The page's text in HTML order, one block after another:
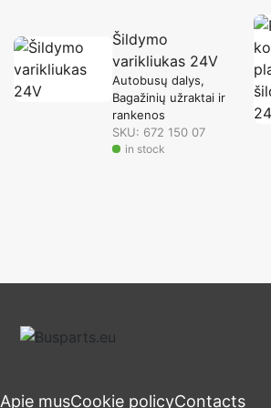
Šildymo
varikliukas 24V
Autobusų dalys
Bagažinių užraktai ir
rankenos
SKU: 672 150 07
in stock
Apie musCookie policyContacts